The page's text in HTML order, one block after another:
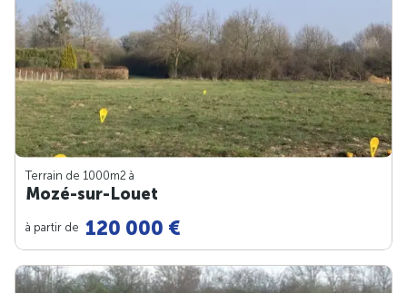
Terrain de 1000m2 à
Mozé-sur-Louet
à partir de 120 000 €